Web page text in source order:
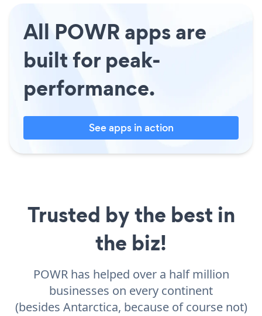
All POWR apps are
built for peak-
performance.
See apps in action
Trusted by the best in
the biz!
POWR has helped over a half million
businesses on every continent
(besides Antarctica, because of course not)